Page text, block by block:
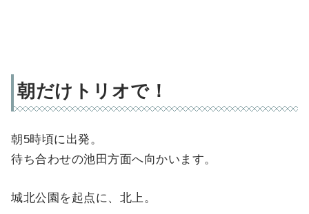
朝だけトリオで！
朝5時頃に出発。
待ち合わせの池田方面へ向かいます。
城北公園を起点に、北上。